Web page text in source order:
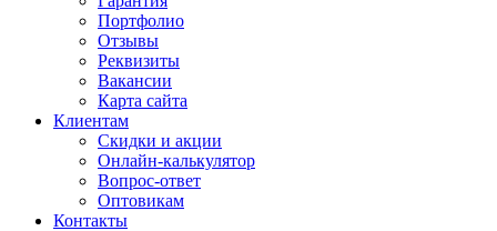
Портфолио
Отзывы
Реквизиты
Вакансии
Карта сайта
Клиентам
Скидки и акции
Онлайн-калькулятор
Вопрос-ответ
Оптовикам
Контакты